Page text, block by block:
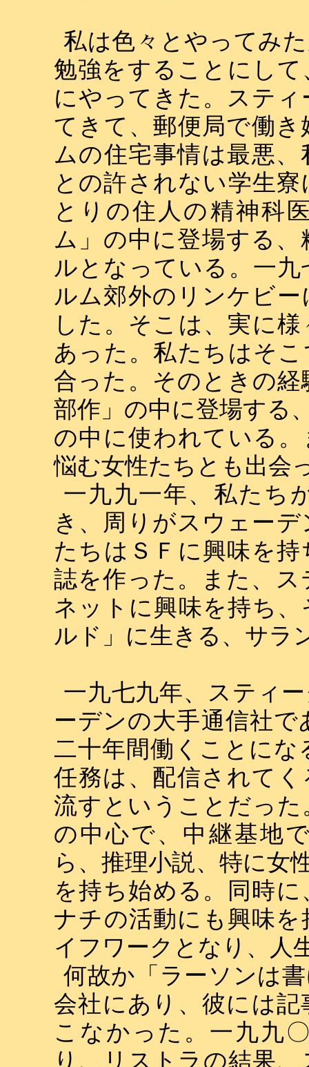
私は色々とやってみ
勉強をすることにし
にやってきた。ステ
てきて、郵便局で働
ムの住宅事情は最悪
との許されない学生
とりの住人の精神科
ム」の中に登場する
ルとなっている。一
ルム郊外のリンケビ
した。そこは、実に
あった。私たちはそ
合った。そのときの
部作」の中に登場する
の中に使われている
悩む女性たちとも出会
一九九一年、私たち
き、周りがスウェー
たちはＳＦに興味を
誌を作った。また、
ネットに興味を持ち
ルド」に生きる、サラ
一九七九年、スティ
ーデンの大手通信社で
二十年間働くことにな
任務は、配信されて
流すということだっ
の中心で、中継基地
ら、推理小説、特に女
を持ち始める。同時
ナチの活動にも興味
イフワークとなり、人
何故か「ラーソンは
会社にあり、彼には
こなかった。一九九
り、リストラの結果